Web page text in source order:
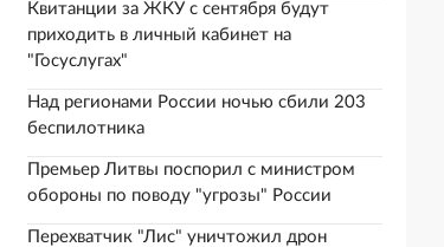
Квитанции за ЖКУ с сентября будут
приходить в личный кабинет на
"Госуслугах"
Над регионами России ночью сбили 203
беспилотника
Премьер Литвы поспорил с министром
обороны по поводу "угрозы" России
Перехватчик "Лис" уничтожил дрон